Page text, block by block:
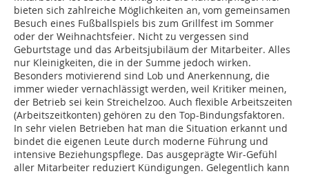
bieten sich zahlreiche Möglichkeiten an, vom gemeinsamen
Besuch eines Fußballspiels bis zum Grillfest im Sommer
oder der Weihnachtsfeier. Nicht zu vergessen sind
Geburtstage und das Arbeitsjubiläum der Mitarbeiter. Alles
nur Kleinigkeiten, die in der Summe jedoch wirken.
Besonders motivierend sind Lob und Anerkennung, die
immer wieder vernachlässigt werden, weil Kritiker meinen,
der Betrieb sei kein Streichelzoo. Auch flexible Arbeitszeiten
(Arbeitszeitkonten) gehören zu den Top-Bindungsfaktoren.
In sehr vielen Betrieben hat man die Situation erkannt und
bindet die eigenen Leute durch moderne Führung und
intensive Beziehungspflege. Das ausgeprägte Wir-Gefühl
aller Mitarbeiter reduziert Kündigungen. Gelegentlich kann